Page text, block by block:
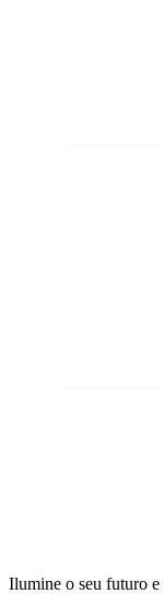
Ilumine o seu futuro e